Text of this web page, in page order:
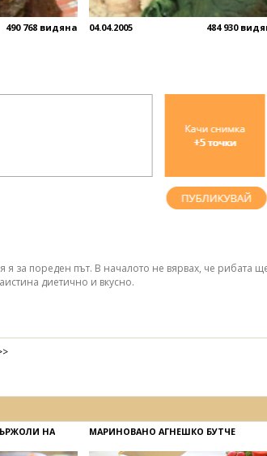
490 768 видяна 04.04.2005 484 930
я за пореден път. В началото не вярвах, че рибата
диетично и вкусно.
НА
МАРИНОВАНО АГНЕШКО БУТЧЕ